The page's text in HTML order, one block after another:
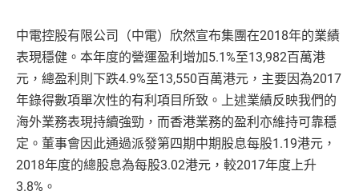
中電控股有限公司（中電）欣然宣布集團在2018年的業績
表現穩健。本年度的營運盈利增加5.1%至13,982百萬港
元，總盈利則下跌4.9%至13,550百萬港元，主要因為2017
年錄得數項單次性的有利項目所致。上述業績反映我們的
海外業務表現持續強勁，而香港業務的盈利亦維持可靠穩
定。董事會因此通過派發第四期中期股息每股1.19港元，
2018年度的總股息為每股3.02港元，較2017年度上升
3.8%。